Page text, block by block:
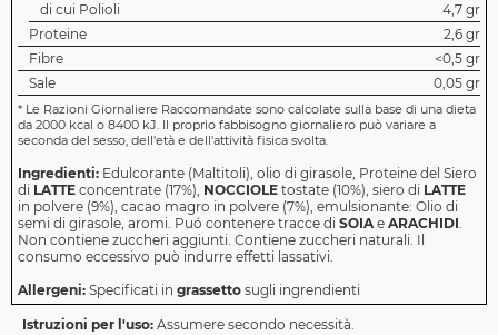
di cui Polioli
4,7 gr
Proteine
2,6 gr
Fibre
<0,5 gr
Sale
0,05 gr
* Le Razioni Giornaliere Raccomandate sono calcolate sulla base di una dieta
da 2000 kcal o 8400 kJ. Il proprio fabbisogno giornaliero può variare a
seconda del sesso, dell'età e dell'attività fisica svolta.
Ingredienti: Edulcorante (Maltitoli), olio di girasole, Proteine del Siero
di LATTE concentrate (17%), NOCCIOLE tostate (10%), siero di LATTE
in polvere (9%), cacao magro in polvere (7%), emulsionante: Olio di
semi di girasole, aromi. Puó contenere tracce di SOIAe ARACHIDI.
Non contiene zuccheri aggiunti. Contiene zuccheri naturali. Il
consumo eccessivo può indurre effetti lassativi.
Allergeni: Specificati in grassetto sugli ingrendienti
Istruzioni per l'uso: Assumere secondo necessità.